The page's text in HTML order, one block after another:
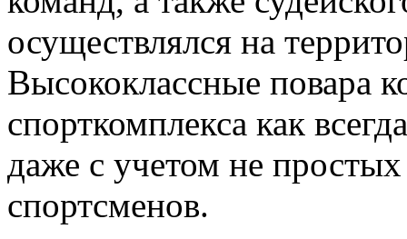
осуществлялся на
Высококлассные повара
спорткомплекса как
даже с учетом не
спортсменов.